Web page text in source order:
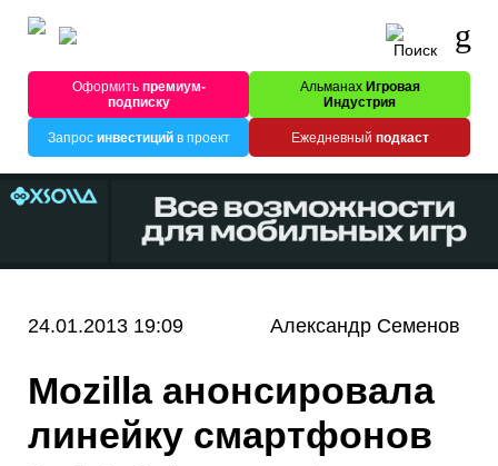
Оформитьпремиум-
подписку
Альманах Игровая
Индустрия
Запрос инвестицийв проект Ежедневный подкаст
24.01.2013 19:09 Александр Семенов
Mozilla анонсировала
линейку смартфонов